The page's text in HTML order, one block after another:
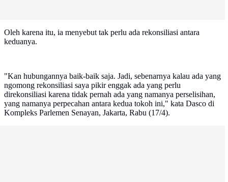
Oleh karena itu, ia menyebut tak perlu ada rekonsiliasi antara
keduanya.
"Kan hubungannya baik-baik saja. Jadi, sebenarnya kalau ada yang
ngomong rekonsiliasi saya pikir enggak ada yang perlu
direkonsiliasi karena tidak pernah ada yang namanya perselisihan,
yang namanya perpecahan antara kedua tokoh ini," kata Dasco di
Kompleks Parlemen Senayan, Jakarta, Rabu (17/4).